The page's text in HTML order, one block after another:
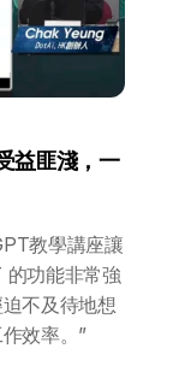
益匪淺，一
教學講座讓
功能非常強
不及待地想
效率。”